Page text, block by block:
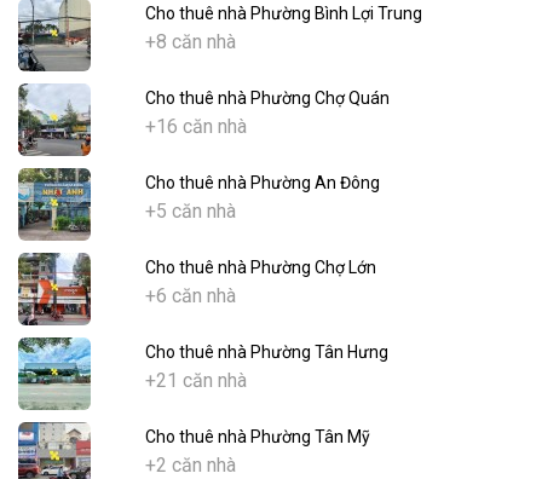
Cho thuê nhà Phường Bình Lợi Trung
+8 căn nhà
Cho thuê nhà Phường Chợ Quán
+16 căn nhà
Cho thuê nhà Phường An Đông
+5 căn nhà
Cho thuê nhà Phường Chợ Lớn
+6 căn nhà
Cho thuê nhà Phường Tân Hưng
+21 căn nhà
Cho thuê nhà Phường Tân Mỹ
+2 căn nhà